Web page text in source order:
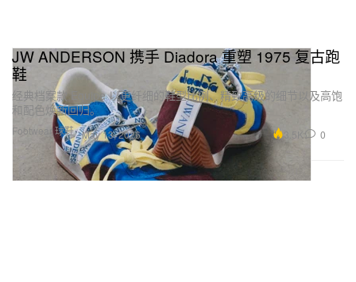
Footwear 球鞋
JW ANDERSON 携手 Diadora 重塑 1975 复古跑
鞋
经典档案款 Equipe 以更纤细的鞋型比例、精致高级的细节以及高饱
和配色焕新回归。
May 13, 2026 3.5K 0